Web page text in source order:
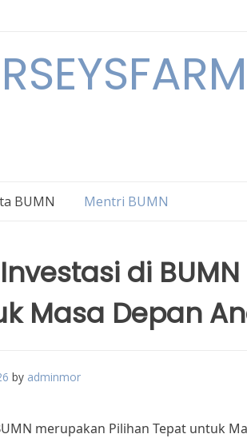
BUMN Mentri BUMN
di
Masa Depan
by adminmor
merupakan Pilihan Tepat untuk